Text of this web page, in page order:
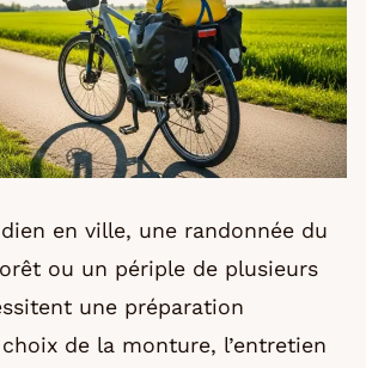
en ville, une randonnée du
ou un périple de plusieurs
une préparation
de la monture, l’entretien